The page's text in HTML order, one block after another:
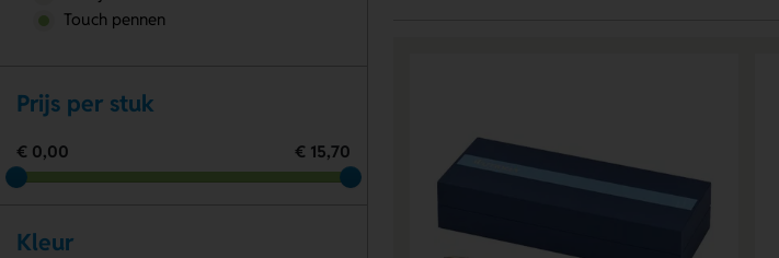
Touch pennen
Prijs per stuk
€ 0,00 € 15,70
Kleur